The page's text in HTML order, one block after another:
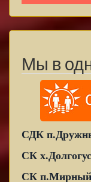
Мы в
СДК
СК
СК п.Мирный